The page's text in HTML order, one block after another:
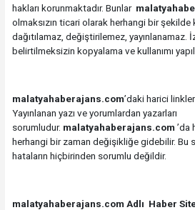
hakları korunmaktadır. Bunlar
olmaksızın ticari olarak herhangi bir şekilde
dağıtılamaz, değiştirilemez, yayınlanamaz.
belirtilmeksizin kopyalama ve kullanımı
malatyahaberajans.com’daki harici linkler
Yayınlanan yazı ve yorumlardan yazarları
sorumludur. malatyahaberajans.com ’da
herhangi bir zaman değişikliğe gidebilir. Bu
hataların hiçbirinden sorumlu değildir.
malatyahaberajans.com Adlı Haber